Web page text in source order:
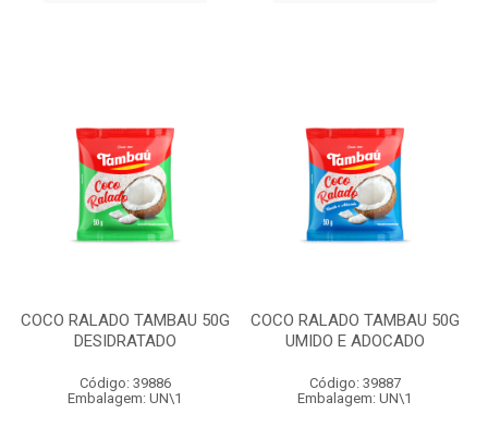
COCO RALADO TAMBAU 50G
DESIDRATADO
Código: 39886
Embalagem: UN\1
COCO RALADO TAMBAU 50G
UMIDO E ADOCADO
Código: 39887
Embalagem: UN\1